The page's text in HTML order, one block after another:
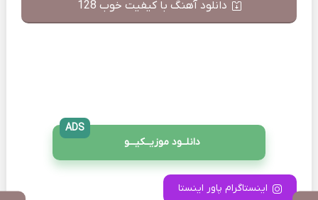
دانلود آهنگ با کیفیت خوب 128
دانلــود موزیــکیـــو
ADS
اینستاگرام پاور اینستا